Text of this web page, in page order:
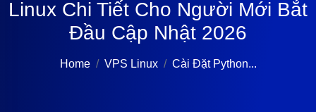
Linux Chi Tiết Cho Người Mới Bắt
Đầu Cập Nhật 2026
Home VPS Linux Cài Đặt Python...